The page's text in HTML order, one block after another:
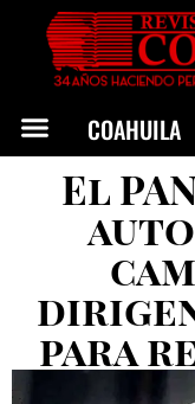
COAHUILA
El
para